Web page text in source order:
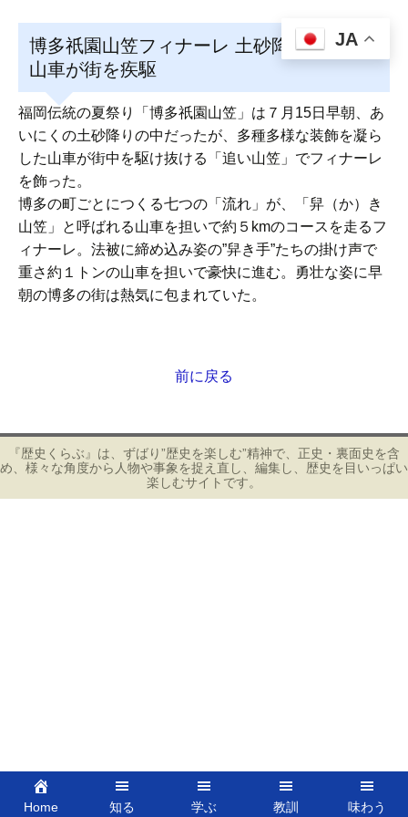
博多祇園山笠フィナーレ 土砂降りの中、
山車が街を疾駆
福岡伝統の夏祭り「博多祇園山笠」は７月15日早朝、あ
いにくの土砂降りの中だったが、多種多様な装飾を凝ら
した山車が街中を駆け抜ける「追い山笠」でフィナーレ
を飾った。
博多の町ごとにつくる七つの「流れ」が、「舁（か）き
山笠」と呼ばれる山車を担いで約５kmのコースを走るフ
ィナーレ。法被に締め込み姿の”舁き手”たちの掛け声で
重さ約１トンの山車を担いで豪快に進む。勇壮な姿に早
朝の博多の街は熱気に包まれていた。
ナ
ビ
ゲ
ー
前に戻る
『歴史くらぶ』は、ずばり”歴史を楽しむ”精神で、正史・裏面史を含
め、様々な角度から人物や事象を捉え直し、編集し、歴史を目いっぱい
楽しむサイトです。
Home 知る 学ぶ 教訓 味わう
JA